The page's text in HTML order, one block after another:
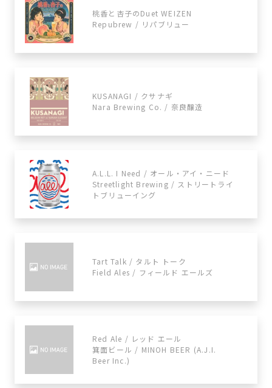
桃香と杏子のDuet WEIZEN
Repubrew / リパブリュー
KUSANAGI / クサナギ
Nara Brewing Co. / 奈良醸造
A.L.L. I Need / オール・アイ・ニード
Streetlight Brewing / ストリートライ
トブリューイング
Tart Talk / タルト トーク
Field Ales / フィールド エールズ
Red Ale / レッド エール
箕面ビール / MINOH BEER (A.J.I.
Beer Inc.)